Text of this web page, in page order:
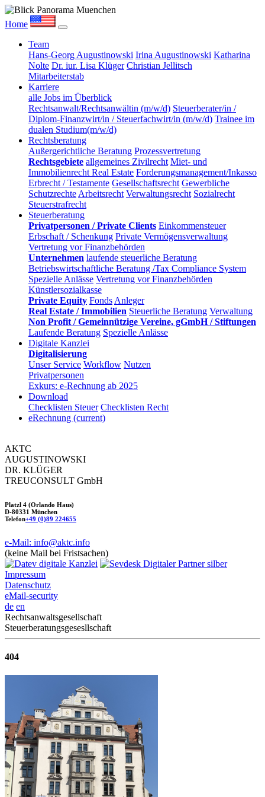
Home
Team
Hans-Georg Augustinowski Irina Augustinowski Katharina
Nolte Dr. iur. Lisa Klüger Christian Jellitsch
Mitarbeiterstab
Karriere
alle Jobs im Überblick
Rechtsanwalt/Rechtsanwältin (m/w/d) Steuerberater/in /
Diplom-Finanzwirt/in / Steuerfachwirt/in (m/w/d) Trainee im
dualen Studium(m/w/d)
Rechtsberatung
Außergerichtliche Beratung Prozessvertretung
Rechtsgebiete allgemeines Zivilrecht Miet- und
Immobilienrecht Real Estate Forderungsmanagement/Inkasso
Erbrecht / Testamente Gesellschaftsrecht Gewerbliche
Schutzrechte Arbeitsrecht Verwaltungsrecht Sozialrecht
Steuerstrafrecht
Steuerberatung
Privatpersonen / Private Clients Einkommensteuer
Erbschaft / Schenkung Private Vermögensverwaltung
Vertretung vor Finanzbehörden
Unternehmen laufende steuerliche Beratung
Betriebswirtschaftliche Beratung /Tax Compliance System
Spezielle Anlässe Vertretung vor Finanzbehörden
Künstlersozialkasse
Private Equity Fonds Anleger
Real Estate / Immobilien Steuerliche Beratung Verwaltung
Non Profit / Gemeinnützige Vereine, gGmbH / Stiftungen
Laufende Beratung Spezielle Anlässe
Digitale Kanzlei
Digitalisierung
Unser Service Workflow Nutzen
Privatpersonen
Exkurs: e-Rechnung ab 2025
Download
Checklisten Steuer Checklisten Recht
eRechnung (current)
AKTC
AUGUSTINOWSKI
DR. KLÜGER
TREUCONSULT GmbH
Platzl 4 (Orlando Haus)
D-80331 München
Telefon+49 (0)89 224655
e-Mail: info@aktc.info
(keine Mail bei Fristsachen)
Impressum
Datenschutz
eMail-security
de en
Rechtsanwaltsgesellschaft
Steuerberatungsgesesllschaft
404